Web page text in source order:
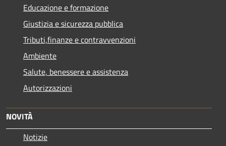
Educazione e formazione
Giustizia e sicurezza pubblica
Tributi,finanze e contravvenzioni
Ambiente
Salute, benessere e assistenza
Autorizzazioni
NOVITÀ
Notizie